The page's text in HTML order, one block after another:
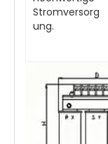
Stromversorg
ung.